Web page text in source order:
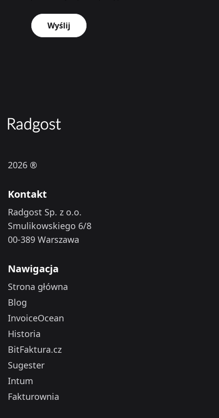
Wyślij
2026 ®
Kontakt
Radgost Sp. z o.o.
Smulikowskiego 6/8
00-389 Warszawa
Nawigacja
Strona główna
Blog
InvoiceOcean
Historia
BitFaktura.cz
Sugester
Intum
Fakturownia